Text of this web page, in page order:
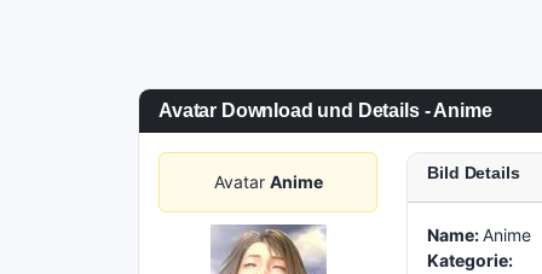
Avatar Download und Details - Anime
Avatar Anime Bild Details
Name:Anime
Kategorie: